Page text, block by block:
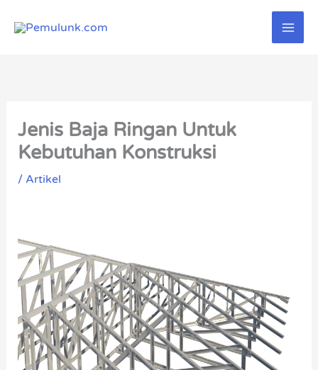
Jenis Baja Ringan Untuk
Kebutuhan Konstruksi
/ Artikel